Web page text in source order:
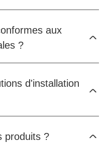
aux
?
d'installation
produits ?